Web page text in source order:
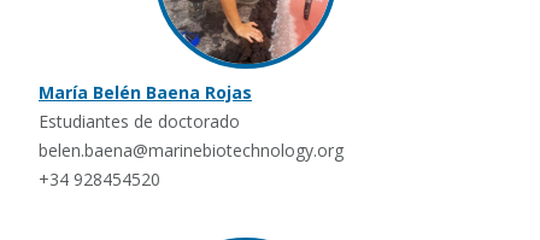
María Belén Baena Rojas
Estudiantes de doctorado
belen.baena@marinebiotechnology.org
+34 928454520